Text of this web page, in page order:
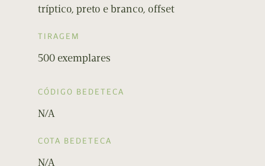
tríptico, preto e branco, offset
TIRAGEM
500 exemplares
CÓDIGO BEDETECA
N/A
COTA BEDETECA
N/A